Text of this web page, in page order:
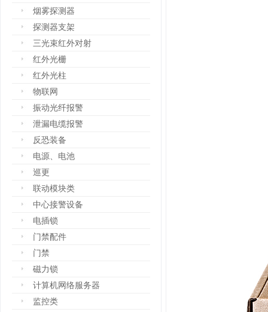
烟雾探测器
探测器支架
三光束红外对射
红外光栅
红外光柱
物联网
振动光纤报警
泄漏电缆报警
反恐装备
电源、电池
巡更
联动模块类
中心接警设备
电插锁
门禁配件
门禁
磁力锁
计算机网络服务器
监控类